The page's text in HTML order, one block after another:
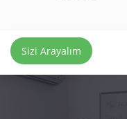
Sizi Arayalım